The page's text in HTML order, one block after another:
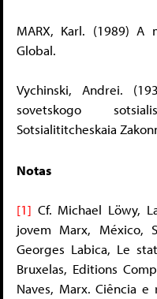
MARX, Karl. (1989) A
Global.
Vychinski, Andrei.
sovetskogo
Sotsialititcheskaia
Notas
[1] Cf. Michael Löwy,
jovem Marx, México,
Georges Labica, Le
Bruxelas, Editions
Naves, Marx. Ciência e